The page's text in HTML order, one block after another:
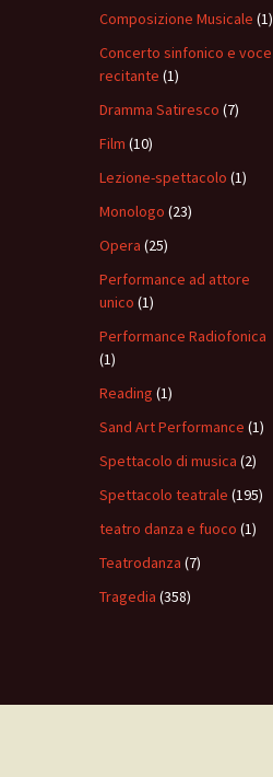
Composizione Musicale (1)
Concerto sinfonico e voce
recitante (1)
Dramma Satiresco (7)
Film (10)
Lezione-spettacolo (1)
Monologo (23)
Opera (25)
Performance ad attore
unico (1)
Performance Radiofonica
(1)
Reading (1)
Sand Art Performance (1)
Spettacolo di musica (2)
Spettacolo teatrale (195)
teatro danza e fuoco (1)
Teatrodanza (7)
Tragedia (358)